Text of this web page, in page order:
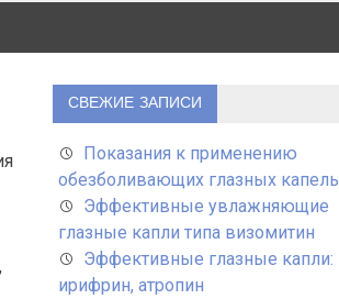
СВЕЖИЕ ЗАПИСИ
Показания к применению
обезболивающих глазных капель
Эффективные увлажняющие
глазные капли типа визомитин
Эффективные глазные капли:
ирифрин, атропин